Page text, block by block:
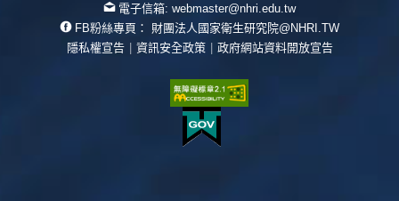
電子信箱: webmaster@nhri.edu.tw
FB粉絲專頁：
財團法人國家衛生研究院@NHRI.TW
隱私權宣告 | 資訊安全政策 | 政府網站資料開放宣告